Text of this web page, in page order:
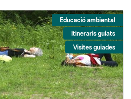
Educació ambiental
Itineraris guiats
Visites guiades